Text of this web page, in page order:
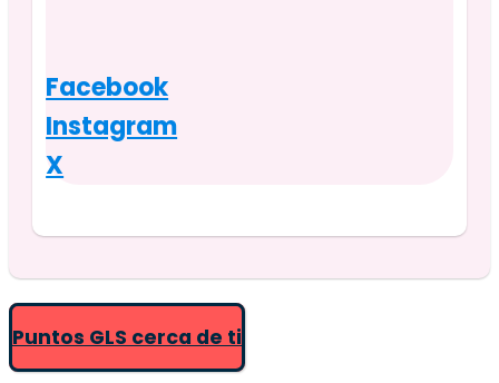
Facebook
Instagram
X
Puntos GLS cerca de ti